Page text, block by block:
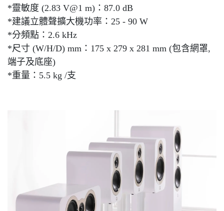
*靈敏度 (2.83 V@1 m)：87.0 dB
*建議立體聲擴大機功率：25 - 90 W
*分頻點：2.6 kHz
*尺寸 (W/H/D) mm：175 x 279 x 281 mm (包含網罩,
端子及底座)
*重量：5.5 kg /支